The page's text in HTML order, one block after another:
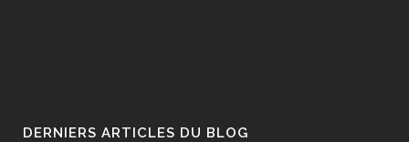
DERNIERS ARTICLES DU BLOG